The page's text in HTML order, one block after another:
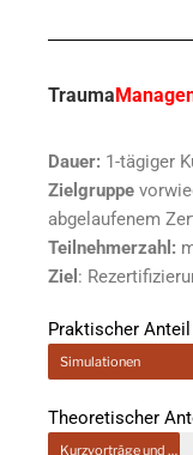
Trauma
Dauer: 1-tägiger
Zielgruppe
abgelaufenem
Teilnehmerzahl:
Ziel :
Praktischer Anteil
Simulationen
Theoretischer
Kurzvorträge und Skillstaining